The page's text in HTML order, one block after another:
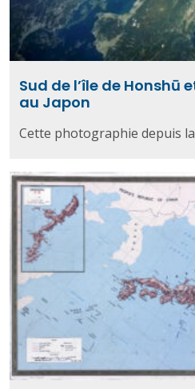
Sud de l’île de Honshū
au Japon
Cette photographie depuis